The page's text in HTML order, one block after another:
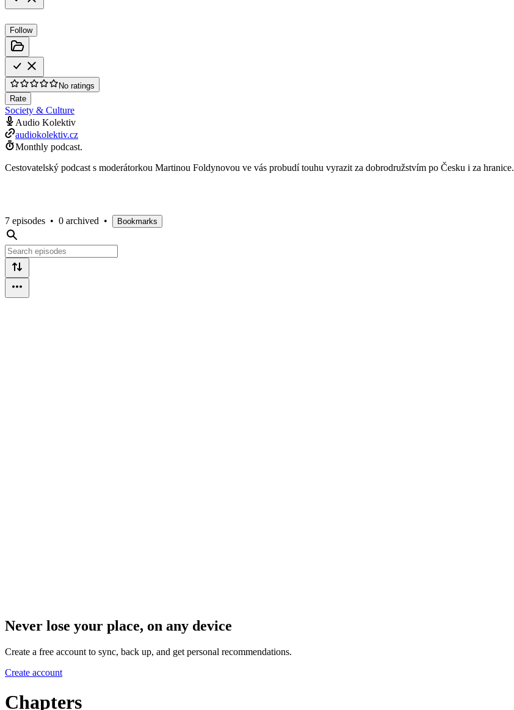
Follow
No ratings
Rate
Society & Culture
Audio Kolektiv
audiokolektiv.cz
Monthly podcast.
Cestovatelský podcast s moderátorkou Martinou Foldynovou ve vás probudí touhu vyrazit za dobrodružstvím po Česku i za hranice.
7 episodes • 0 archived • Bookmarks
Never lose your place, on any device
Create a free account to sync, back up, and get personal recommendations.
Create account
Chapters